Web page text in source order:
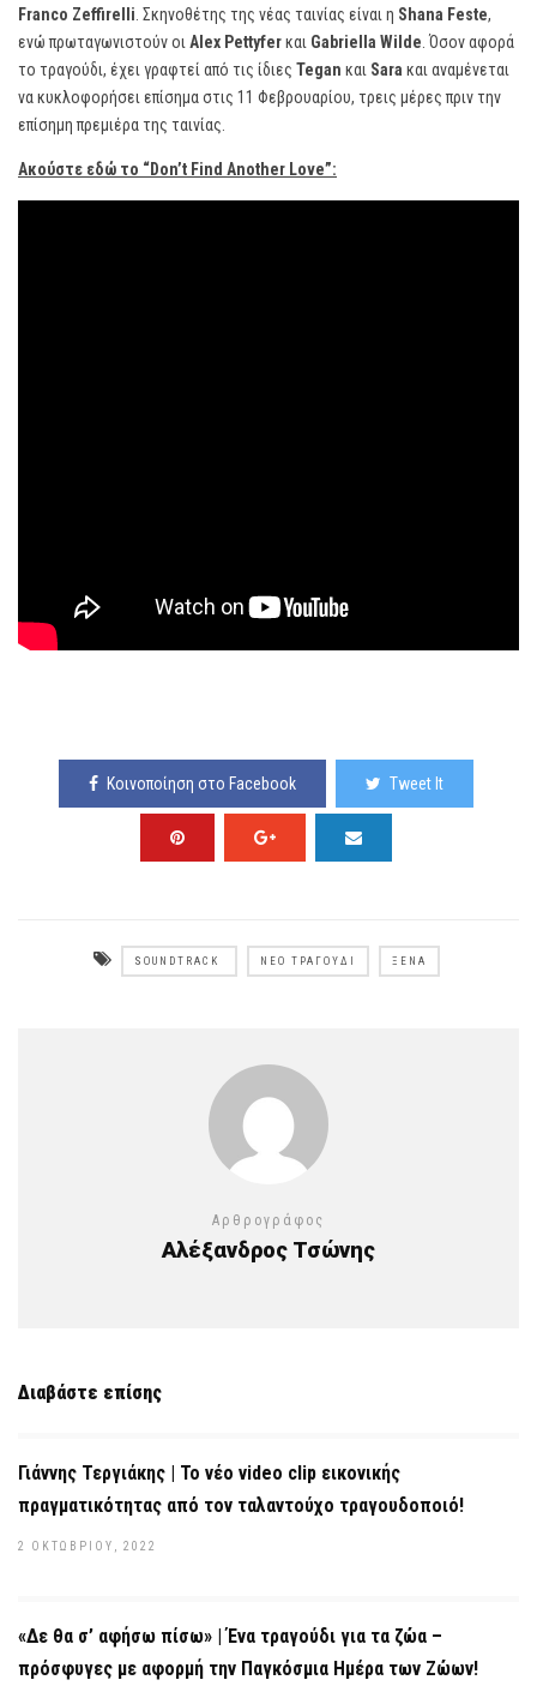
Franco Zeffirelli . Σκηνοθέτης της νέας ταινίας είναι η Shana Feste,
ενώ πρωταγωνιστούν οι Alex Pettyferκαι Gabriella Wilde . Όσον αφορά
το τραγούδι, έχει γραφτεί από τις ίδιες Tegan και Sara και αναμένεται
να κυκλοφορήσει επίσημα στις 11 Φεβρουαρίου, τρεις μέρες πριν την
επίσημη πρεμιέρα της ταινίας.
Ακούστε εδώ το “Don’t Find Another Love”:
Κοινοποίηση στο Facebook Tweet It
SOUNDTRACK ΝΈΟ ΤΡΑΓΟΎΔΙ ΞΈΝΑ
Αρθρογράφος
Αλέξανδρος Τσώνης
Διαβάστε επίσης
Γιάννης Τεργιάκης | Το νέο video clip εικονικής
πραγματικότητας από τον ταλαντούχο τραγουδοποιό!
2 ΟΚΤΩΒΡΊΟΥ, 2022
«Δε θα σ’ αφήσω πίσω» | Ένα τραγούδι για τα ζώα –
πρόσφυγες με αφορμή την Παγκόσμια Ημέρα των Ζώων!